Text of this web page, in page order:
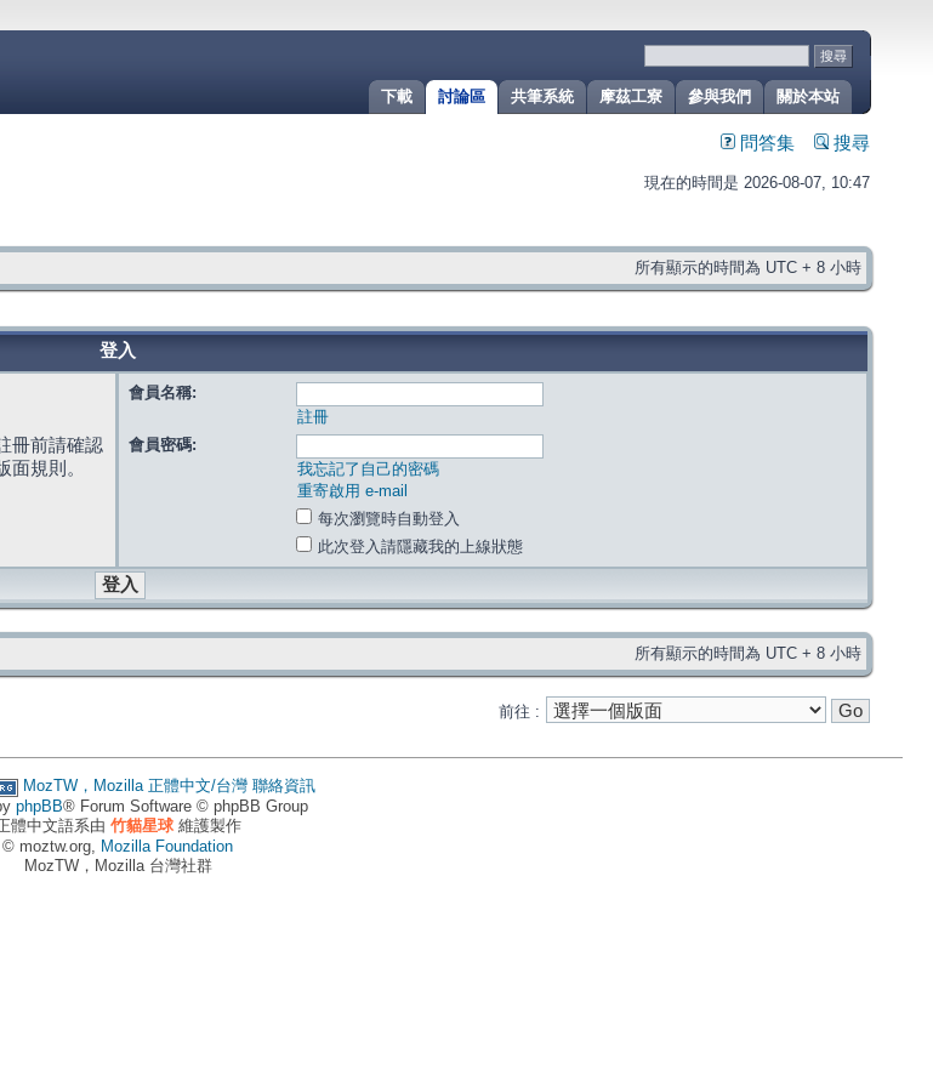
關於本站
參與我們
摩茲工寮
共筆系統
討論區
下載
問答集 搜尋
現在的時間是 2026-08-07, 10:47
所有顯示的時間為 UTC + 8 小時
登入
冊前請確認
規則。
會員名稱:
註冊
會員密碼:
我忘記了自己的密碼
重寄啟用 e-mail
每次瀏覽時自動登入
此次登入請隱藏我的上線狀態
所有顯示的時間為 UTC + 8 小時
前往 :
MozTW，Mozilla 正體中文/台灣 聯絡資訊
phpBB® Forum Software © phpBB Group
體中文語系由 竹貓星球維護製作
© moztw.org, Mozilla Foundation
MozTW，Mozilla 台灣社群